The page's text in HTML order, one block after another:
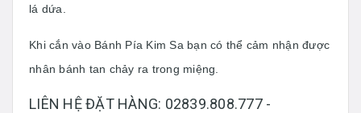
lá dứa.
Khi cắn vào Bánh Pía Kim Sa bạn có thể cảm nhận được
nhân bánh tan chảy ra trong miệng.
LIÊN HỆ ĐẶT HÀNG: 02839.808.777 -